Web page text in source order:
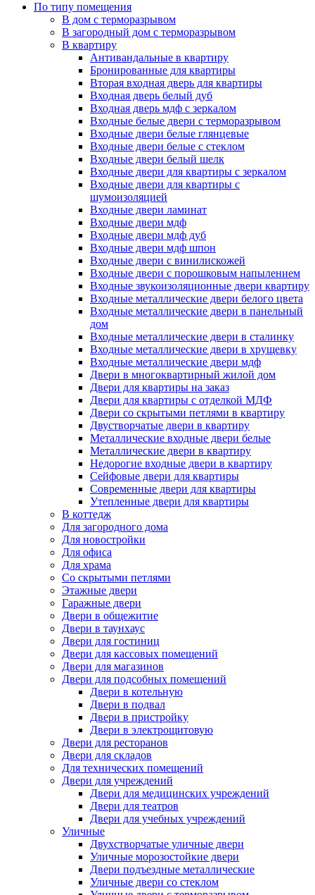
По типу помещения
В дом с терморазрывом
В загородный дом с терморазрывом
В квартиру
Антивандальные в квартиру
Бронированные для квартиры
Вторая входная дверь для квартиры
Входная дверь белый дуб
Входная дверь мдф с зеркалом
Входные белые двери с терморазрывом
Входные двери белые глянцевые
Входные двери белые с стеклом
Входные двери белый шелк
Входные двери для квартиры с зеркалом
Входные двери для квартиры с
шумоизоляцией
Входные двери ламинат
Входные двери мдф
Входные двери мдф дуб
Входные двери мдф шпон
Входные двери с винилискожей
Входные двери с порошковым напылением
Входные звукоизоляционные двери квартиру
Входные металлические двери белого цвета
Входные металлические двери в панельный
дом
Входные металлические двери в сталинку
Входные металлические двери в хрущевку
Входные металлические двери мдф
Двери в многоквартирный жилой дом
Двери для квартиры на заказ
Двери для квартиры с отделкой МДФ
Двери со скрытыми петлями в квартиру
Двустворчатые двери в квартиру
Металлические входные двери белые
Металлические двери в квартиру
Недорогие входные двери в квартиру
Сейфовые двери для квартиры
Современные двери для квартиры
Утепленные двери для квартиры
В коттедж
Для загородного дома
Для новостройки
Для офиса
Для храма
Со скрытыми петлями
Этажные двери
Гаражные двери
Двери в общежитие
Двери в таунхаус
Двери для гостиниц
Двери для кассовых помещений
Двери для магазинов
Двери для подсобных помещений
Двери в котельную
Двери в подвал
Двери в пристройку
Двери в электрощитовую
Двери для ресторанов
Двери для складов
Для технических помещений
Двери для учреждений
Двери для медицинских учреждений
Двери для театров
Двери для учебных учреждений
Уличные
Двухстворчатые уличные двери
Уличные морозостойкие двери
Двери подъездные металлические
Уличные двери со стеклом